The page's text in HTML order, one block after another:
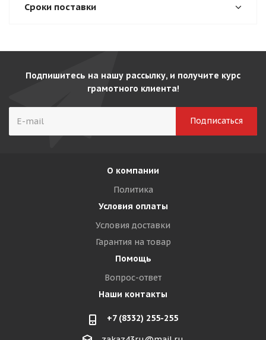
Сроки поставки
Подпишитесь на нашу рассылку, и получите курс
грамотного клиента!
О компании
Политика
Условия оплаты
Условия доставки
Гарантия на товар
Помощь
Вопрос-ответ
Наши контакты
+7 (8332) 255-255